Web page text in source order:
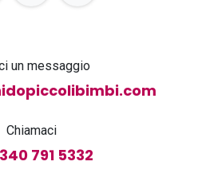
un messaggio
Chiamaci
791 5332